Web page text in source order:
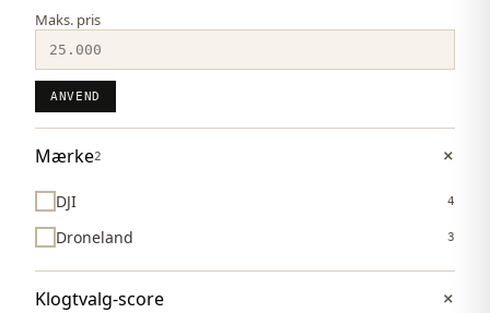
Maks. pris
ANVEND
Mærke2
DJI 4
Droneland 3
Klogtvalg-score